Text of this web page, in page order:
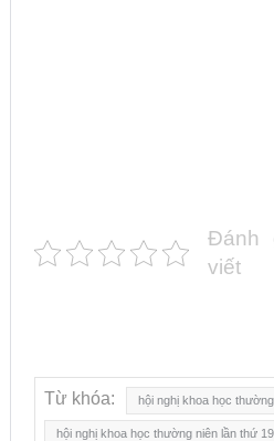
Đánh
viết
Từ khóa: hội nghị khoa học
hội nghị khoa học thường niên lần thứ 19